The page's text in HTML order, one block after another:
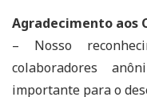
Agradecimento aos
– Nosso
colaboradores
importante para o